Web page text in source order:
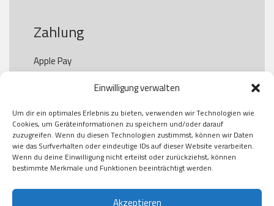
Einwilligung verwalten
Um dir ein optimales Erlebnis zu bieten, verwenden wir Technologien wie
Cookies, um Geräteinformationen zu speichern und/oder darauf
zuzugreifen. Wenn du diesen Technologien zustimmst, können wir Daten
wie das Surfverhalten oder eindeutige IDs auf dieser Website verarbeiten.
Wenn du deine Einwilligung nicht erteilst oder zurückziehst, können
bestimmte Merkmale und Funktionen beeinträchtigt werden.
Akzeptieren
Zahlung
Apple Pay
Paypal
Kauf auf Rechung
Klarna
American Express